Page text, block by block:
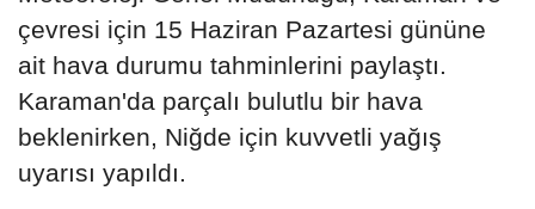
çevresi için 15 Haziran Pazartesi gününe
ait hava durumu tahminlerini paylaştı.
Karaman'da parçalı bulutlu bir hava
beklenirken, Niğde için kuvvetli yağış
uyarısı yapıldı.